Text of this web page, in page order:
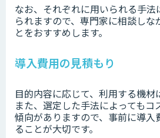
なお、それぞれに用いられる手
られますので、専門家に相談しな
とをおすすめします。
導入費用の見積もり
目的内容に応じて、利用する機材
また、選定した手法によってもコ
傾向がありますので、事前に導入
ることが大切です。